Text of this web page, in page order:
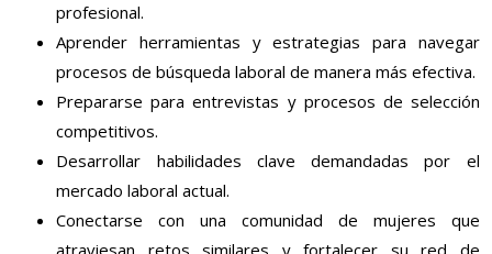
profesional.
Aprender herramientas y estrategias para navegar
procesos de búsqueda laboral de manera más efectiva.
Prepararse para entrevistas y procesos de selección
competitivos.
Desarrollar habilidades clave demandadas por el
mercado laboral actual.
Conectarse con una comunidad de mujeres que